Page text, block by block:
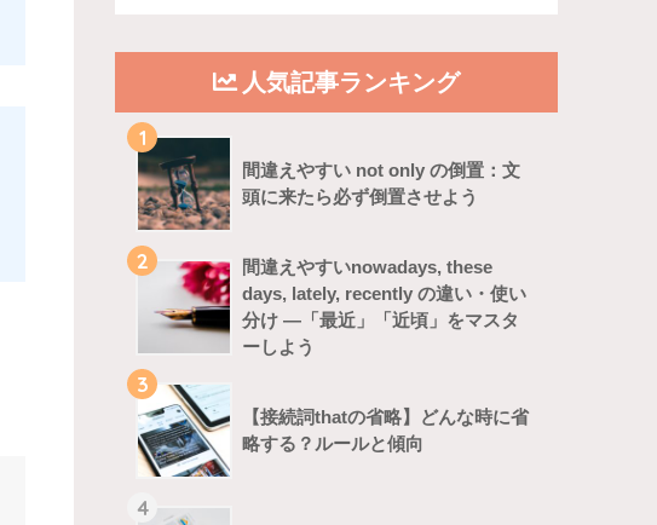
人気記事ランキング
1
間違えやすい not only の倒置：文
頭に来たら必ず倒置させよう
2
間違えやすいnowadays, these
days, lately, recently の違い・使い
分け ―「最近」「近頃」をマスタ
ーしよう
3
【接続詞thatの省略】どんな時に省
略する？ルールと傾向
4